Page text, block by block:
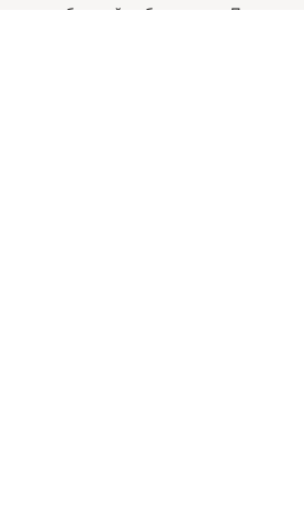
приобретайте билеты на